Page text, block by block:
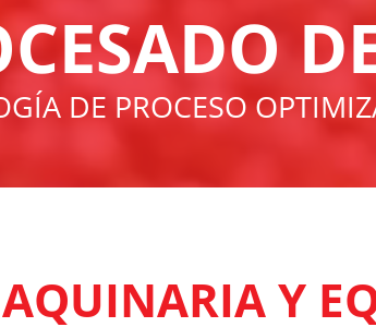
DE PROCESO
Y